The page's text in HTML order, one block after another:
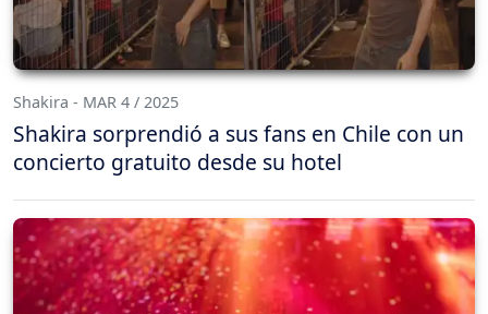
Shakira - MAR 4 / 2025
Shakira sorprendió a sus fans en Chile con un
concierto gratuito desde su hotel